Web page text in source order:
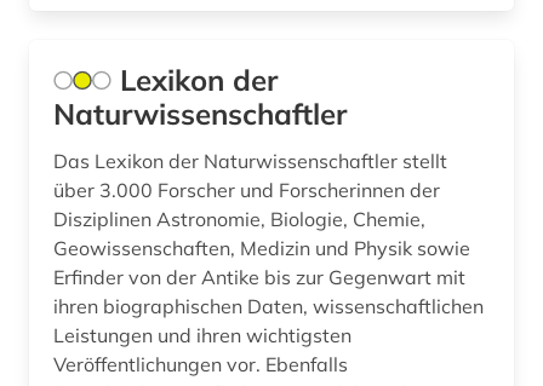
bürgerfamilie (1)
bürgerliches wappen (1)
bürgerrechtsbewegung (1)
cd-rom (20)
chemie (8)
chemische verbindungen (1)
Lexikon der
Naturwissenschaftler
Das Lexikon der Naturwissenschaftler stellt
über 3.000 Forscher und Forscherinnen der
Disziplinen Astronomie, Biologie, Chemie,
Geowissenschaften, Medizin und Physik sowie
Erfinder von der Antike bis zur Gegenwart mit
ihren biographischen Daten, wissenschaftlichen
Leistungen und ihren wichtigsten
Veröffentlichungen vor. Ebenfalls